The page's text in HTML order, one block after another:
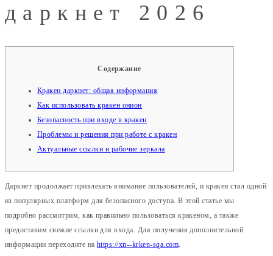
даркнет 2026
Содержание
Кракен даркнет: общая информация
Как использовать кракен онион
Безопасность при входе в кракен
Проблемы и решения при работе с кракен
Актуальные ссылки и рабочие зеркала
Даркнет продолжает привлекать внимание пользователей, и кракен стал одной
из популярных платформ для безопасного доступа. В этой статье мы
подробно рассмотрим, как правильно пользоваться кракеном, а также
предоставим свежие ссылки для входа. Для получения дополнительной
информации переходите наhttps://xn--krken-sqa.com.